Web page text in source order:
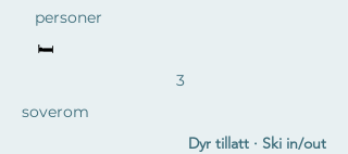
personer
🛏️
3
soverom
Dyr tillatt · Ski in/out